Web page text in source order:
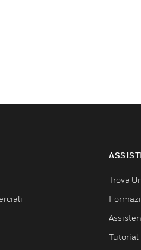
Trova
Tutorial